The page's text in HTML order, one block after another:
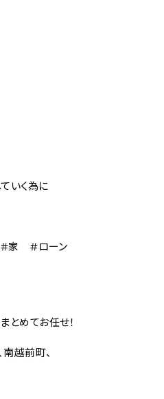
いく為に
＃家 ＃ローン
とめてお任せ！
越前町、